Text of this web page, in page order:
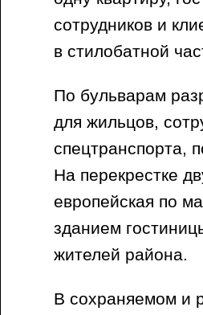
сотрудников и
в стилобатной
По бульварам
для жильцов,
спецтранспорта,
На перекрестке
европейская по
зданием
жителей района.
В сохраняемом и